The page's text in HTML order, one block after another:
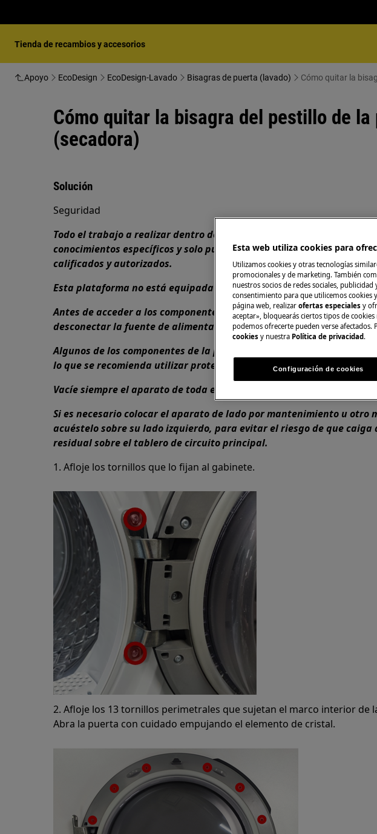
Tienda de recambios y accesorios
Apoyo EcoDesign EcoDesign-Lavado Bisagras de puerta (lavado) Cómo quitar la
Cómo quitar la bisagra del pestillo de
(secadora)
Solución
Seguridad
Todo el trabajo a realizar dentro del aparato requiere habilidades y
conocimientos específicos y solo puede ser realizado por ingenieros
calificados y autorizados.
Esta plataforma no está equipada con un interruptor ON/OFF.
Antes de acceder a los componentes internos, desenchufe el
desconectar la fuente de alimentación.
Algunos de los componentes de la parte mecánica podrían provocar
lo que se recomienda utilizar protección adecuada y proceder con
Vacíe siempre el aparato de toda el agua antes de colocarlo de lado.
Si es necesario colocar el aparato de lado por mantenimiento u otro
acuéstelo sobre su lado izquierdo, para evitar el riesgo de que caiga
residual sobre el tablero de circuito principal.
1. Afloje los tornillos que lo fijan al gabinete.
2. Afloje los 13 tornillos perimetrales que sujetan el marco interior de
Abra la puerta con cuidado empujando el elemento de cristal.
Esta web utiliza cookies para
Utilizamos cookies y otras tecnologías
promocionales y de marketing. También
nuestros socios de redes sociales, publicidad
consentimiento para que utilicemos cookies
página web, realizar ofertas especiales y
aceptar», bloquearás ciertos tipos de
podemos ofrecerte pueden verse
cookies y nuestra Política de privacidad .
Configuración de cookies